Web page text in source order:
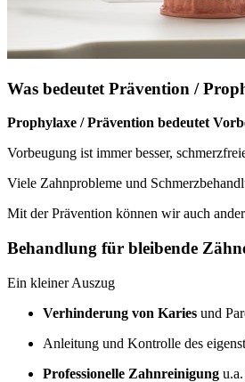
Was bedeutet Prävention /
Prophylaxe / Prävention bedeutet
Vorbeugung ist immer besser,
Viele Zahnprobleme und
Mit der Prävention können wir auch
Behandlung für bleibende
Ein kleiner Auszug
Verhinderung von Karies und
Anleitung und Kontrolle des
Professionelle Zahnreinigung